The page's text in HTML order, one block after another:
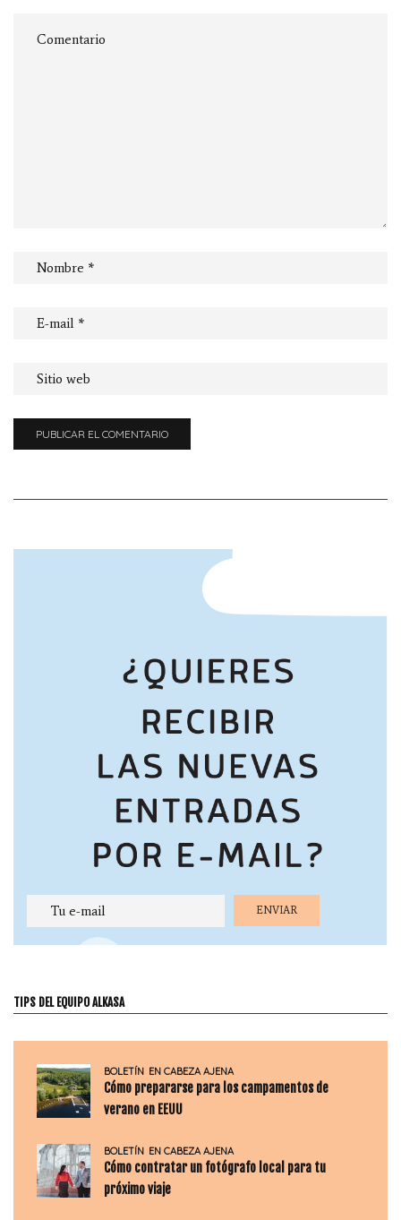
TIPS DEL EQUIPO ALKASA
BOLETÍN EN CABEZA AJENA
Cómo prepararse para los campamentos de
verano en EEUU
BOLETÍN EN CABEZA AJENA
Cómo contratar un fotógrafo local para tu
próximo viaje